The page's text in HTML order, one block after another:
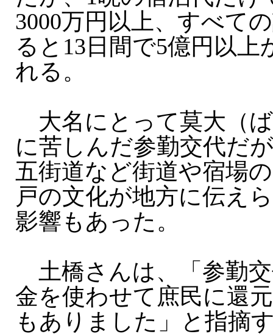
3000万円以上、すべて
ると13日間で5億円以
れる。
大名にとって莫大（
に苦しんだ参勤交代だ
五街道など街道や宿場
戸の文化が地方に伝え
影響もあった。
土橋さんは、「参勤
金を使わせて庶民に還
もありました」と指摘